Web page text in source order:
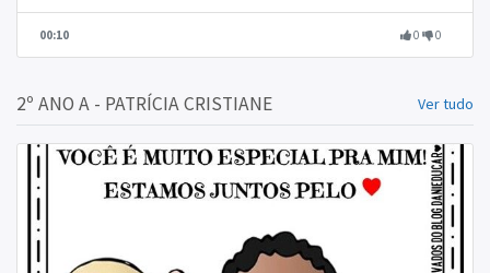
00:10 0 0
2º ANO A - PATRÍCIA CRISTIANE Ver tudo